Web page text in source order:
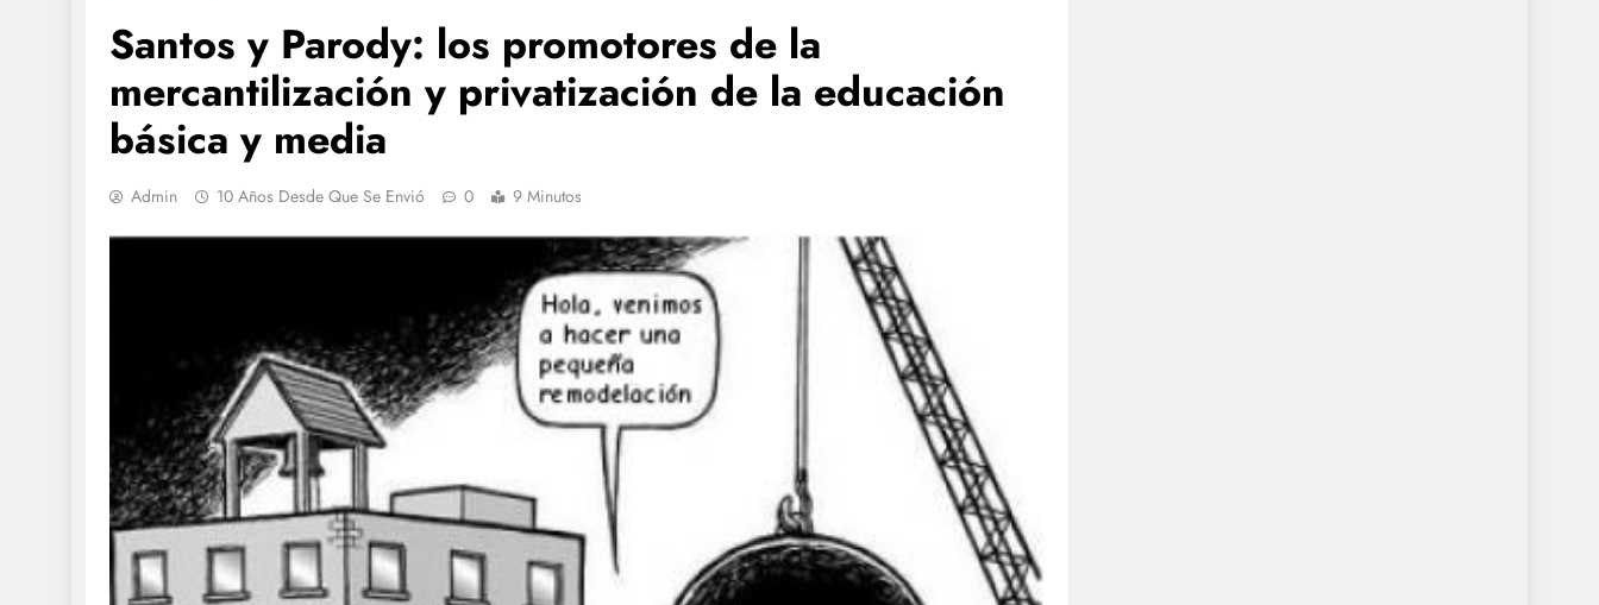
Santos y Parody: los promotores de la
mercantilización y privatización de la educación
básica y media
Admin 10 Años Desde Que Se Envió 0 9 Minutos